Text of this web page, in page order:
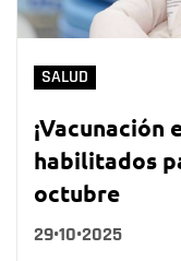
SALUD
¡Vacunación
habilitados
octubre
29•10•2025